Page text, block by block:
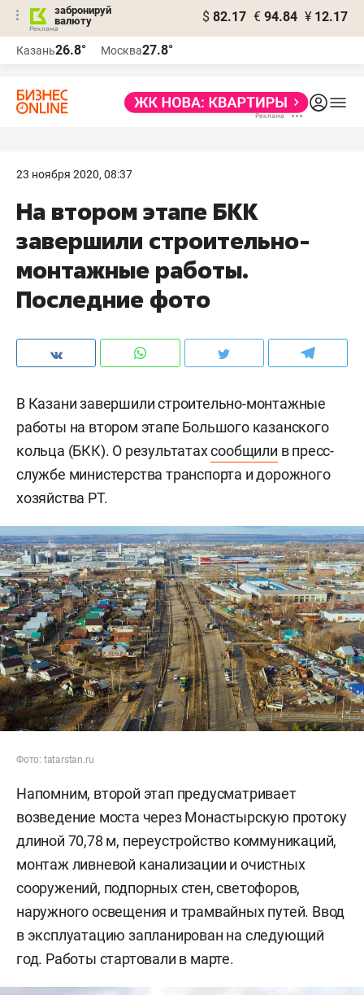
забронируй
валюту
$ 82.17 € 94.84 ¥ 12.17
Казань26.8° Москва27.8°
23 ноября 2020, 08:37
На втором этапе БКК
завершили строительно-
монтажные работы.
Последние фото
В Казани завершили строительно-монтажные
работы на втором этапе Большого казанского
кольца (БКК). О результатахсообщили в пресс-
службе министерства транспорта и дорожного
хозяйства РТ.
Фото: tatarstan.ru
Напомним, второй этап предусматривает
возведение моста через Монастырскую протоку
длиной 70,78 м, переустройство коммуникаций,
монтаж ливневой канализации и очистных
сооружений, подпорных стен, светофоров,
наружного освещения и трамвайных путей. Ввод
в эксплуатацию запланирован на следующий
год. Работы стартовали в марте.